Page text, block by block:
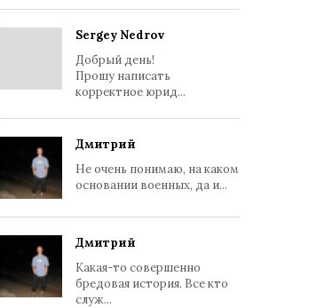
Sergey Nedrov
Добрый день!
Прошу написать
корректное юрид...
Дмитрий
Не очень понимаю, на каком
основании военных, да и...
Дмитрий
Какая-то совершенно
бредовая история. Все кто
служ...